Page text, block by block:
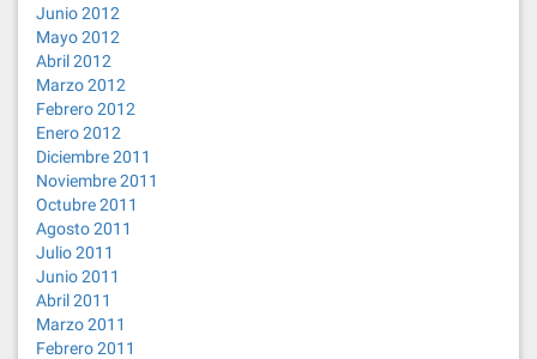
Junio 2012
Mayo 2012
Abril 2012
Marzo 2012
Febrero 2012
Enero 2012
Diciembre 2011
Noviembre 2011
Octubre 2011
Agosto 2011
Julio 2011
Junio 2011
Abril 2011
Marzo 2011
Febrero 2011